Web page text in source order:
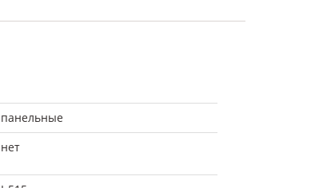
панельные
нет